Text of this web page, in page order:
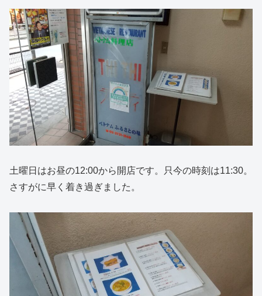
土曜日はお昼の12:00から開店です。只今の時刻は11:30。
さすがに早く着き過ぎました。